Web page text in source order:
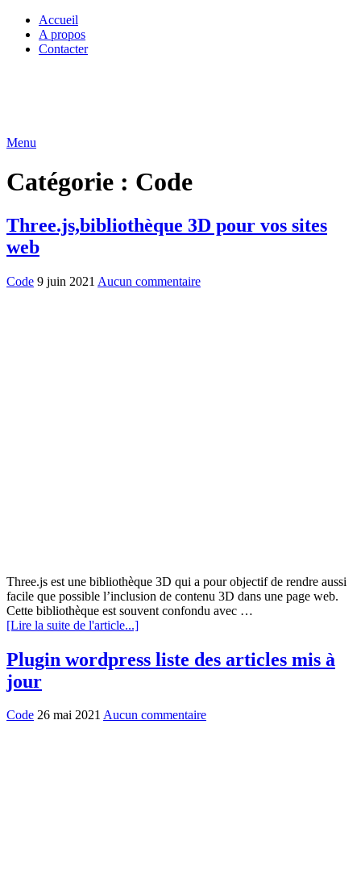
Accueil
A propos
Contacter
Menu
Catégorie : Code
Three.js,bibliothèque 3D pour vos sites
web
Code 9 juin 2021 Aucun commentaire
Three.js est une bibliothèque 3D qui a pour objectif de rendre aussi
facile que possible l’inclusion de contenu 3D dans une page web.
Cette bibliothèque est souvent confondu avec …
[Lire la suite de l'article...]
Plugin wordpress liste des articles mis à
jour
Code 26 mai 2021 Aucun commentaire